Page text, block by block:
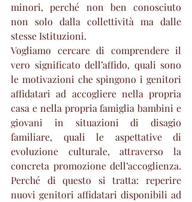
minori, perché non ben conosciuto
non solo dalla collettività ma dalle
stesse Istituzioni.
Vogliamo cercare di comprendere il
vero significato dell’affido, quali sono
le motivazioni che spingono i genitori
affidatari ad accogliere nella propria
casa e nella propria famiglia bambini e
giovani in situazioni di disagio
familiare, quali le aspettative di
evoluzione culturale, attraverso la
concreta promozione dell’accoglienza.
Perché di questo si tratta: reperire
nuovi genitori affidatari disponibili ad